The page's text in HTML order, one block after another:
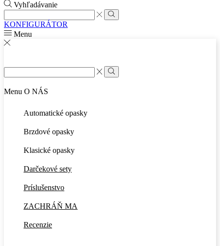
Vyhľadávanie
Search
input
Search
KONFIGURÁTOR
Menu
Search
input
Search
Menu O NÁS
Automatické opasky
Brzdové opasky
Klasické opasky
Darčekové sety
Príslušenstvo
ZACHRÁŇ MA
Recenzie